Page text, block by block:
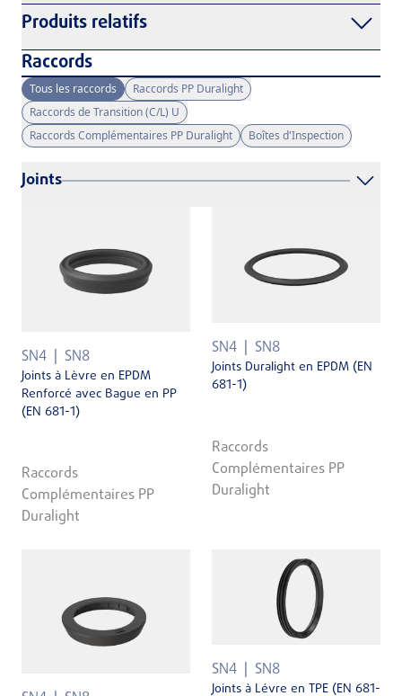
Produits relatifs
Raccords
Tous les raccords
Raccords PP Duralight
Raccords de Transition (C/L) U
Raccords Complémentaires PP Duralight
Boîtes d'Inspection
Joints
SN4 SN8
Joints à Lèvre en EPDM
Renforcé avec Bague en PP
(EN 681-1)
Raccords
Complémentaires PP
Duralight
SN4 SN8
Joints Duralight en EPDM (EN
681-1)
Raccords
Complémentaires PP
Duralight
SN4 SN8
Joints à Lévre en TPE (EN 681-